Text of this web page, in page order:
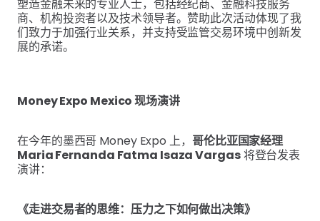
塑造金融未来的专业人士，包括经纪商、金融科技服务
商、机构投资者以及技术领导者。赞助此次活动体现了我
们致力于加强行业关系，并支持受监管交易环境中创新发
展的承诺。
Money Expo Mexico 现场演讲
在今年的墨西哥 Money Expo 上， 哥伦比亚国家经理
Maria Fernanda Fatma Isaza Vargas将登台发表
演讲：
《走进交易者的思维：压力之下如何做出决策》